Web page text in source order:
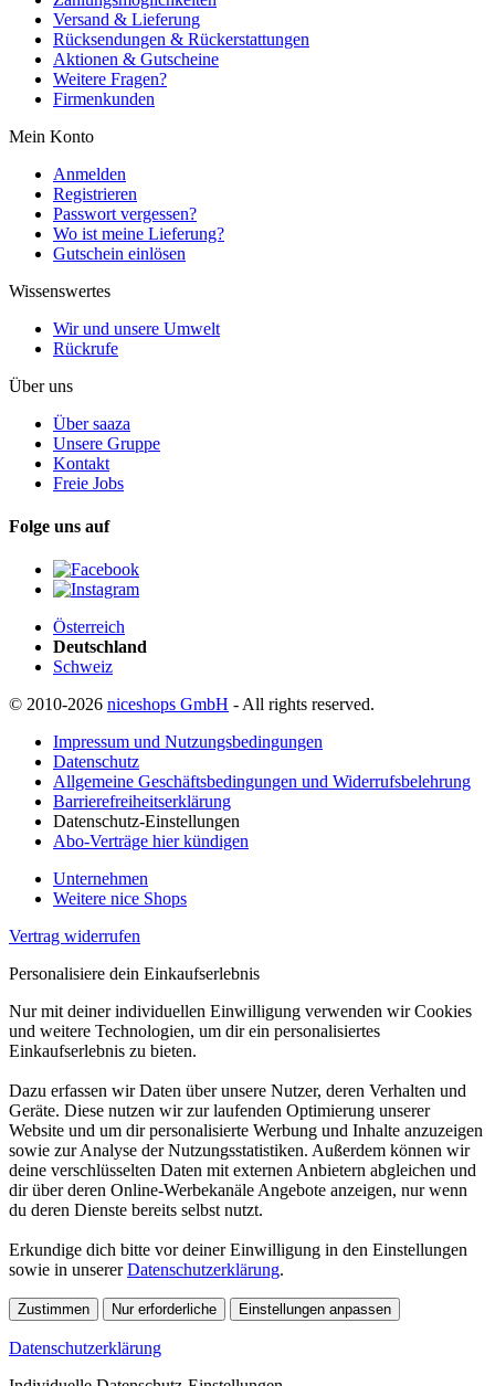
Versand & Lieferung
Rücksendungen & Rückerstattungen
Aktionen & Gutscheine
Weitere Fragen?
Firmenkunden
Mein Konto
Anmelden
Registrieren
Passwort vergessen?
Wo ist meine Lieferung?
Gutschein einlösen
Wissenswertes
Wir und unsere Umwelt
Rückrufe
Über uns
Über saaza
Unsere Gruppe
Kontakt
Freie Jobs
Folge uns auf
Österreich
Deutschland
Schweiz
© 2010-2026 niceshops GmbH - All rights reserved.
Impressum und Nutzungsbedingungen
Datenschutz
Allgemeine Geschäftsbedingungen und Widerrufsbelehrung
Barrierefreiheitserklärung
Datenschutz-Einstellungen
Abo-Verträge hier kündigen
Unternehmen
Weitere nice Shops
Vertrag widerrufen
Personalisiere dein Einkaufserlebnis
Nur mit deiner individuellen Einwilligung verwenden wir Cookies
und weitere Technologien, um dir ein personalisiertes
Einkaufserlebnis zu bieten.
Dazu erfassen wir Daten über unsere Nutzer, deren Verhalten und
Geräte. Diese nutzen wir zur laufenden Optimierung unserer
Website und um dir personalisierte Werbung und Inhalte anzuzeigen
sowie zur Analyse der Nutzungsstatistiken. Außerdem können wir
deine verschlüsselten Daten mit externen Anbietern abgleichen und
dir über deren Online-Werbekanäle Angebote anzeigen, nur wenn
du deren Dienste bereits selbst nutzt.
Erkundige dich bitte vor deiner Einwilligung in den Einstellungen
sowie in unsererDatenschutzerklärung.
Zustimmen Nur erforderliche Einstellungen anpassen
Datenschutzerklärung